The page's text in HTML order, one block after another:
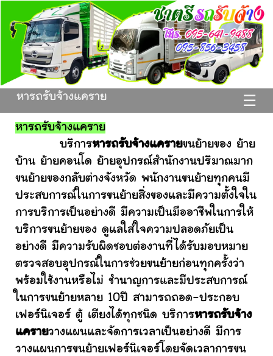
☰
หารถรับจ้างแคราย
หารถรับจ้างแคราย
บริการหารถรับจ้างแครายขนย้ายของ ย้าย
บ้าน ย้ายคอนโด ย้ายอุปกรณ์สำนักงานปริมาณมาก
ขนย้ายของกลับต่างจังหวัด พนักงานขนย้ายทุกคนมี
ประสบการณ์ในการขนย้ายสิ่งของและมีความตั้งใจใน
การบริการเป็นอย่างดี มีความเป็นมืออาชีพในการให้
บริการขนย้ายของ ดูแลใส่ใจความปลอดภัยเป็น
อย่างดี มีความรับผิดชอบต่องานที่ได้รับมอบหมาย
ตรวจสอบอุปกรณ์ในการช่วยขนย้ายก่อนทุกครั้งว่า
พร้อมใช้งานหรือไม่ ชำนาญการและมีประสบการณ์
ในการขนย้ายหลาย 10ปี สามารถถอด-ประกอบ
เฟอร์นิเจอร์ ตู้ เตียงได้ทุกชนิด บริการหารถรับจ้าง
แครายวางแผนและจัดการเวลาเป็นอย่างดี มีการ
วางแผนการขนย้ายเฟอร์นิเจอร์โดยจัดเวลาการขน